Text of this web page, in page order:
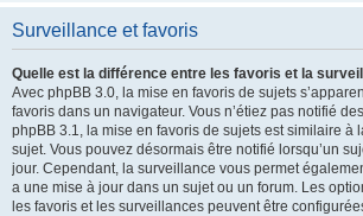
Surveillance et favoris
Quelle est la différence entre les favoris et la
Avec phpBB 3.0, la mise en favoris de sujets
favoris dans un navigateur. Vous n’étiez pas notifié
phpBB 3.1, la mise en favoris de sujets est similaire à
sujet. Vous pouvez désormais être notifié lorsqu’un
jour. Cependant, la surveillance vous permet
a une mise à jour dans un sujet ou un forum. Les
les favoris et les surveillances peuvent être